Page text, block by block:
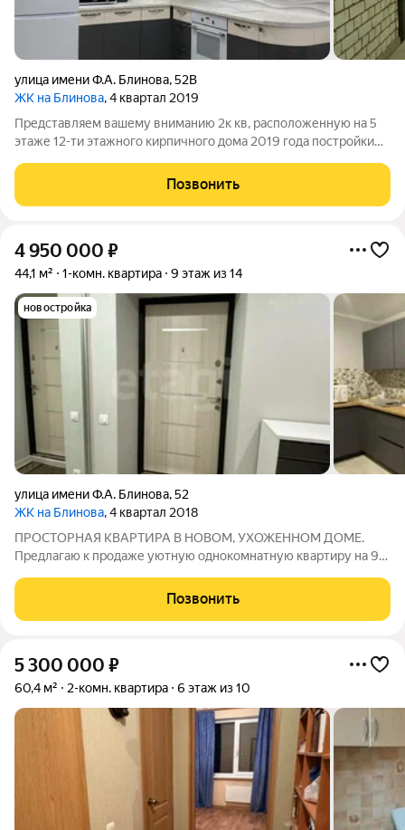
улица имени Ф.А. Блинова,52В
ЖК на Блинова, 4 квартал 2019
Представляем вашему вниманию 2к кв, расположенную на 5
этаже 12-ти этажного кирпичного дома 2019 года постройки
которая позволяет заехать и жить. При продаже остается вся
мебель и техника +
Позвонить
4 950 000 ₽
44,1 м² 1-комн. квартира 9 этаж из 14
новостройка
улица имени Ф.А. Блинова,52
ЖК на Блинова, 4 квартал 2018
ПРОСТОРНАЯ КВАРТИРА В НОВОМ, УХОЖЕННОМ ДОМЕ.
Предлагаю к продаже уютную однокомнатную квартиру на 9
солнечном районе, рядом с Гипер Лентой. В квартире имеется
всё необходимое для комфортного
Позвонить
5 300 000 ₽
60,4 м² 2-комн. квартира 6 этаж из 10